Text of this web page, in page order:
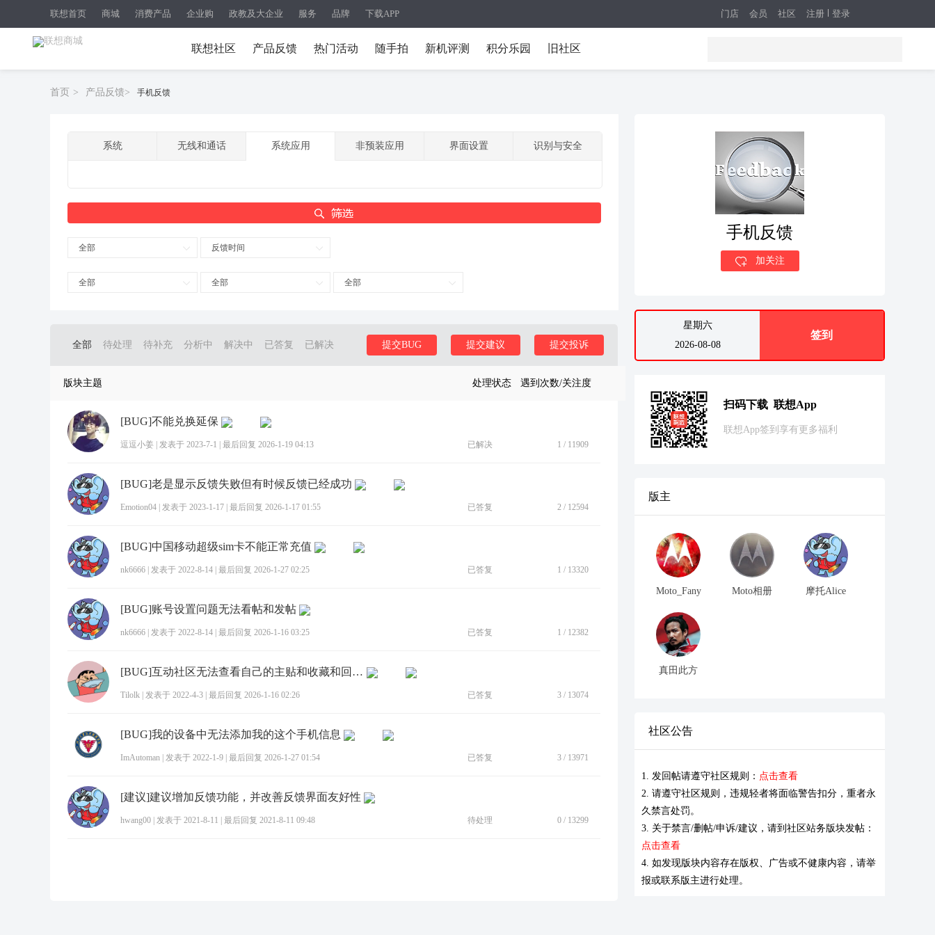
联想首页 商城 消费产品 企业购 政教及大企业 服务 品牌 下载APP 注册 登录
门店 会员 社区
联想社区 产品反馈 热门活动 随手拍 新机评测 积分乐园 旧社区
首页 > 产品反馈> 手机反馈
系统 无线和通话 系统应用 非预装应用 界面设置 识别与安全
全部 反馈时间
全部 全部 全部
全部 待处理 待补充 分析中 解决中 已答复 已解决 提交投诉
提交建议
提交BUG
版块主题 处理状态 遇到次数/关注度
[BUG]不能兑换延保
逗逗小姜 发表于 2023-7-1 最后回复 2026-1-19 04:13 已解决 1 / 11909
[BUG]老是显示反馈失败但有时候反馈已经成功
Emotion04 发表于 2023-1-17 最后回复 2026-1-17 01:55 已答复 2 / 12594
[BUG]中国移动超级sim卡不能正常充值
nk6666 发表于 2022-8-14 最后回复 2026-1-27 02:25 已答复 1 / 13320
[BUG]账号设置问题无法看帖和发帖
nk6666 发表于 2022-8-14 最后回复 2026-1-16 03:25 已答复 1 / 12382
[BUG]互动社区无法查看自己的主贴和收藏和回帖等
Tilolk 发表于 2022-4-3 最后回复 2026-1-16 02:26 已答复 3 / 13074
[BUG]我的设备中无法添加我的这个手机信息
ImAutoman 发表于 2022-1-9 最后回复 2026-1-27 01:54 已答复 3 / 13971
[建议]建议增加反馈功能，并改善反馈界面友好性
hwang00 发表于 2021-8-11 最后回复 2021-8-11 09:48 待处理 0 / 13299
手机反馈
加关注
星期六
2026-08-08
签到
扫码下载 联想App
联想App签到享有更多福利
版主
Moto_Fany Moto相册 摩托Alice
真田此方
社区公告
1. 发回帖请遵守社区规则： 点击查看
2. 请遵守社区规则，违规轻者将面临警告扣分，重者永
久禁言处罚。
3. 关于禁言/删帖/申诉/建议，请到社区站务版块发帖：
点击查看
4. 如发现版块内容存在版权、广告或不健康内容，请举
报或联系版主进行处理。